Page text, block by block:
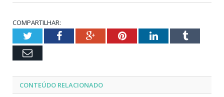
COMPARTILHAR:
TwitterFacebookGoogle+PinterestLinkedInTumblr
Email
CONTEÚDO RELACIONADO